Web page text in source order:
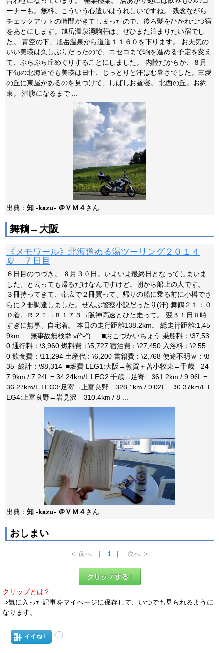
ーナーも。無料。こういう心遣いはうれしいですね。 残念ながら
チェックアウトの時間がきてしまったので、後ろ髪をひかれつつ宿
をあとにします。旭岳温泉湧駒荘は、ぜひまた泊まりたい宿でし
た。 青空の下、旭岳温泉から道道１１６０を下ります。 お天気の
いい美瑛は久しぶりだったので、ニセコまで駒を進める予定を変え
て、ぶらぶら丘めぐりすることにしました。 内陸だからか、８月
下旬の北海道でも美瑛は日中、じっとりと汗ばむ暑さでした。三愛
の丘に東屋があるのを見つけて、しばしお昼寝。 北西の丘。お約
束。 満腹になるまで ...
出典： 知 -kazu- ＠ＶＭ４さん
舞鶴→大阪
《メモワール》北海道ぬる湯ツーリング２０１４
夏 ７日目
６日目のつづき。 ８月３０日。いよいよ最終日となってしまいま
した。と云っても帰るだけなんですけど。朝から船上の人です。
３冊持ってきて、帯広で２冊買って、帰りの船に乗る前に小樽でさ
らに２冊調達しました。ぜんぶ警察小説だったり(汗) 舞鶴２１：０
０着。Ｒ２７→Ｒ１７３→阪神高速とひた走って。 翌３１日０時
すぎに無事、自宅着。 本日の走行距離138.2km。 総走行距離:1,45
9km 無事故無検挙 v(^-^) ■おこづかいちょう 乗船料：\37,53
0 通行料：\3,960 燃料費：\5,727 宿泊費：\27,450 入浴料：\2,55
0 飲食費：\11,294 土産代：\6,200 書籍費：\2,768 使途不明ｗ：\8
35 総計：\98,314 ■燃費 LEG1:大阪→敦賀＋苫小牧東→千歳 24
7.9km / 7.24L = 34.24km/L LEG2:千歳→足寄 361.2km / 9.96L =
36.27km/L LEG3:足寄→上富良野 328.1km / 9.02L = 36.37km/L L
EG4:上富良野→岩見沢 310.4km / 8 ...
出典： 知 -kazu- ＠ＶＭ４さん
おしまい
< 前へ ｜ 1 ｜ 次へ >
クリップとは？
⇒気に入った記事をマイページに保存して、いつでも見られるように
なります。
イイね！